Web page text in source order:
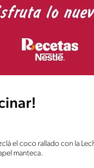
el coco rallado con la
manteca.